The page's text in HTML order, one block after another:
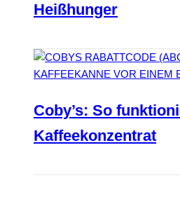
Heißhunger
Coby’s: So
Kaffeekonzentrat